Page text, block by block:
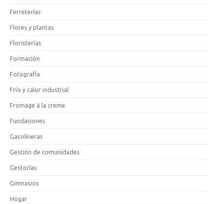
Ferreterías
Flores y plantas
Floristerías
Formación
Fotografía
Frío y calor industrial
Fromage à la creme
Fundaciones
Gasolineras
Gestión de comunidades
Gestorías
Gimnasios
Hogar